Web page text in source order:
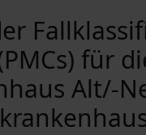
für
Alt/-